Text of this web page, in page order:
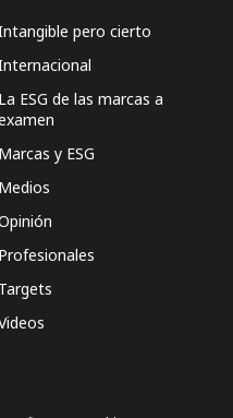
pero cierto
La ESG de las marcas a
Marcas y ESG
Medios
Profesionales
Targets